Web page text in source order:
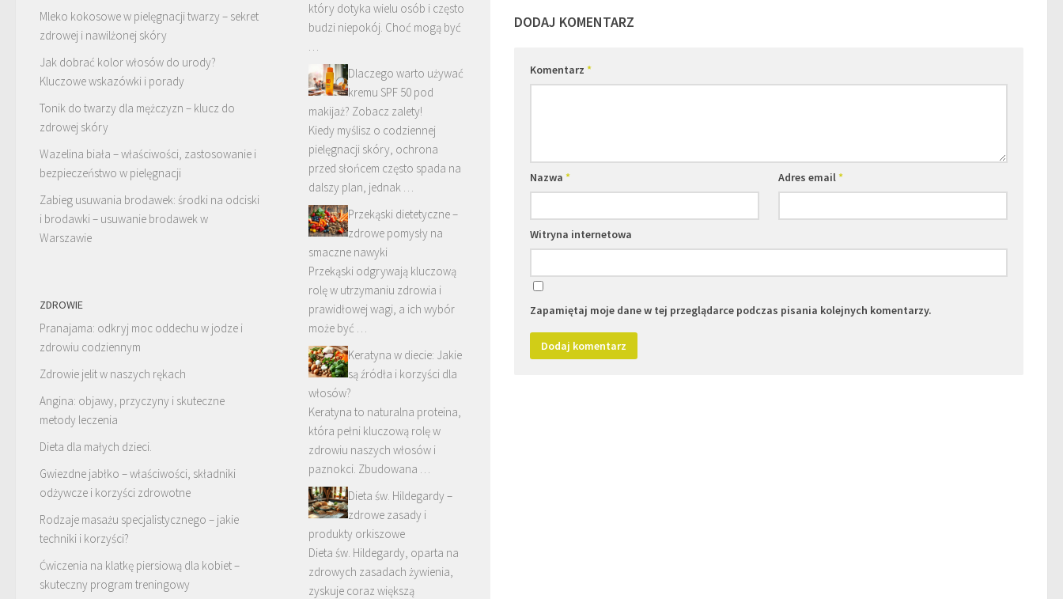
DODAJ KOMENTARZ
Komentarz *
Nazwa * Adres email*
Witryna internetowa
Zapamiętaj moje dane w tej przeglądarce podczas pisania kolejnych komentarzy.
Mleko kokosowe w pielęgnacji twarzy – sekret
zdrowej i nawilżonej skóry
Jak dobrać kolor włosów do urody?
Kluczowe wskazówki i porady
Tonik do twarzy dla mężczyzn – klucz do
zdrowej skóry
Wazelina biała – właściwości, zastosowanie i
bezpieczeństwo w pielęgnacji
Zabieg usuwania brodawek: środki na odciski
i brodawki – usuwanie brodawek w
Warszawie
ZDROWIE
Pranajama: odkryj moc oddechu w jodze i
zdrowiu codziennym
Zdrowie jelit w naszych rękach
Angina: objawy, przyczyny i skuteczne
metody leczenia
Dieta dla małych dzieci.
Gwiezdne jabłko – właściwości, składniki
odżywcze i korzyści zdrowotne
Rodzaje masażu specjalistycznego – jakie
techniki i korzyści?
Ćwiczenia na klatkę piersiową dla kobiet –
skuteczny program treningowy
który dotyka wielu osób i często
budzi niepokój. Choć mogą być
…
Dlaczego warto używać
kremu SPF 50 pod
makijaż? Zobacz zalety!
Kiedy myślisz o codziennej
pielęgnacji skóry, ochrona
przed słońcem często spada na
dalszy plan, jednak …
Przekąski dietetyczne –
zdrowe pomysły na
smaczne nawyki
Przekąski odgrywają kluczową
rolę w utrzymaniu zdrowia i
prawidłowej wagi, a ich wybór
może być …
Keratyna w diecie: Jakie
są źródła i korzyści dla
włosów?
Keratyna to naturalna proteina,
która pełni kluczową rolę w
zdrowiu naszych włosów i
paznokci. Zbudowana …
Dieta św. Hildegardy –
zdrowe zasady i
produkty orkiszowe
Dieta św. Hildegardy, oparta na
zdrowych zasadach żywienia,
zyskuje coraz większą